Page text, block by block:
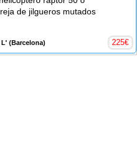
de jilgueros mutados
L' (Barcelona) 225€